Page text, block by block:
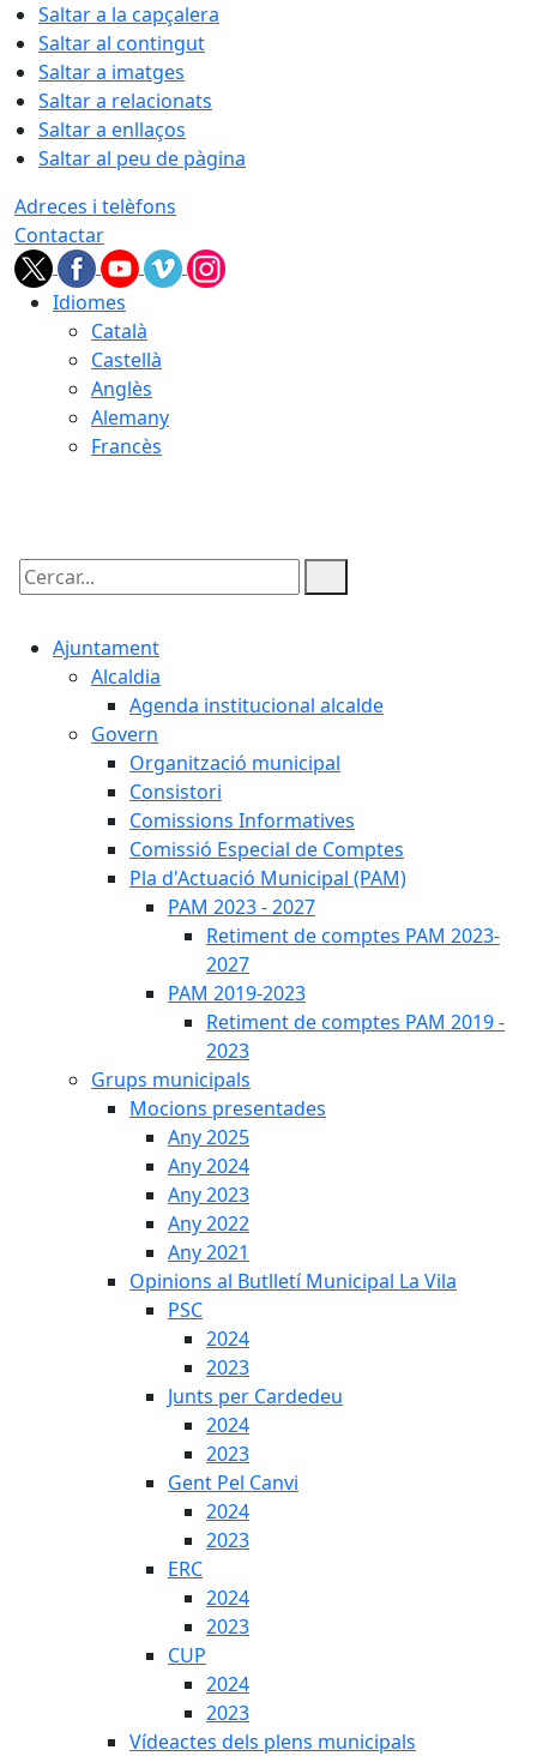
Saltar a la capçalera
Saltar al contingut
Saltar a imatges
Saltar a relacionats
Saltar a enllaços
Saltar al peu de pàgina
Adreces i telèfons
Contactar
Idiomes
Català
Castellà
Anglès
Alemany
Francès
Cercar:
Ajuntament
Alcaldia
Agenda institucional alcalde
Govern
Organització municipal
Consistori
Comissions Informatives
Comissió Especial de Comptes
Pla d'Actuació Municipal (PAM)
PAM 2023 - 2027
Retiment de comptes PAM 2023-
2027
PAM 2019-2023
Retiment de comptes PAM 2019 -
2023
Grups municipals
Mocions presentades
Any 2025
Any 2024
Any 2023
Any 2022
Any 2021
Opinions al Butlletí Municipal La Vila
PSC
2024
2023
Junts per Cardedeu
2024
2023
Gent Pel Canvi
2024
2023
ERC
2024
2023
CUP
2024
2023
Vídeactes dels plens municipals